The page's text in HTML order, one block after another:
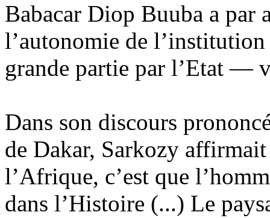
Babacar Diop Buuba a par
l’autonomie de
grande partie par l’Etat —
Dans son discours
de Dakar, Sarkozy
l’Afrique, c’est que
dans l’Histoire (...) Le